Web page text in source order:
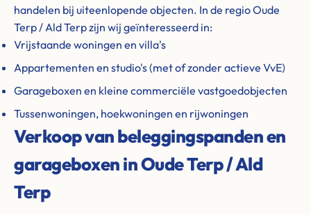
handelen bij uiteenlopende objecten. In de regio Oude
Terp / Ald Terp zijn wij geïnteresseerd in:
Vrijstaande woningen en villa's
Appartementen en studio's (met of zonder actieve VvE)
Garageboxen en kleine commerciële vastgoedobjecten
Tussenwoningen, hoekwoningen en rijwoningen
Verkoop van beleggingspanden en
garageboxen in Oude Terp / Ald
Terp